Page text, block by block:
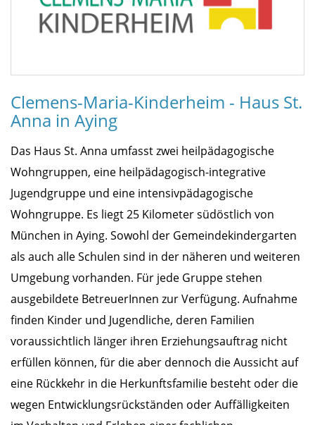
Clemens-Maria-Kinderheim - Haus St.
Anna in Aying
Das Haus St. Anna umfasst zwei heilpädagogische
Wohngruppen, eine heilpädagogisch-integrative
Jugendgruppe und eine intensivpädagogische
Wohngruppe. Es liegt 25 Kilometer südöstlich von
München in Aying. Sowohl der Gemeindekindergarten
als auch alle Schulen sind in der näheren und weiteren
Umgebung vorhanden. Für jede Gruppe stehen
ausgebildete BetreuerInnen zur Verfügung. Aufnahme
finden Kinder und Jugendliche, deren Familien
voraussichtlich länger ihren Erziehungsauftrag nicht
erfüllen können, für die aber dennoch die Aussicht auf
eine Rückkehr in die Herkunftsfamilie besteht oder die
wegen Entwicklungsrückständen oder Auffälligkeiten